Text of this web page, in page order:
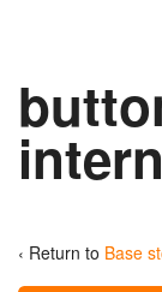
‹ Return to Base